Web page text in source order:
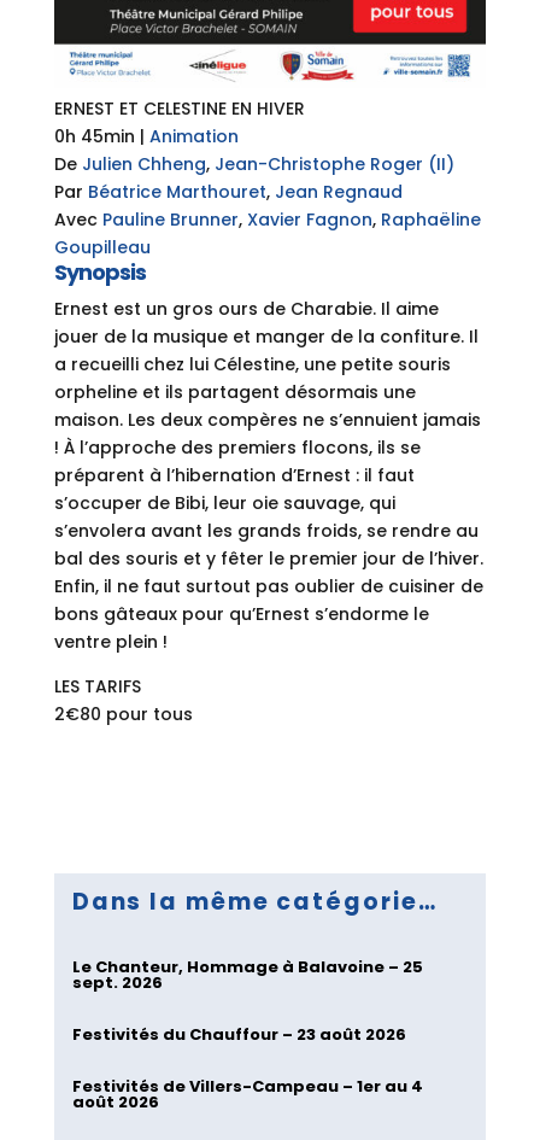
ERNEST ET CELESTINE EN HIVER
0h 45min | Animation
De Julien Chheng, Jean-Christophe Roger (II)
Par Béatrice Marthouret, Jean Regnaud
Avec Pauline Brunner, Xavier Fagnon, Raphaëline
Goupilleau
Synopsis
Ernest est un gros ours de Charabie. Il aime
jouer de la musique et manger de la confiture. Il
a recueilli chez lui Célestine, une petite souris
orpheline et ils partagent désormais une
maison. Les deux compères ne s’ennuient jamais
! À l’approche des premiers flocons, ils se
préparent à l’hibernation d’Ernest : il faut
s’occuper de Bibi, leur oie sauvage, qui
s’envolera avant les grands froids, se rendre au
bal des souris et y fêter le premier jour de l’hiver.
Enfin, il ne faut surtout pas oublier de cuisiner de
bons gâteaux pour qu’Ernest s’endorme le
ventre plein !
LES TARIFS
2€80 pour tous
Dans la même catégorie…
Le Chanteur, Hommage à Balavoine – 25
sept. 2026
Festivités du Chauffour – 23 août 2026
Festivités de Villers-Campeau – 1er au 4
août 2026